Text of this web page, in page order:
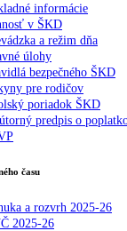
informácie
v ŠKD
a režim dňa
úlohy
bezpečného ŠKD
pre rodičov
poriadok ŠKD
predpis o
času
a rozvrh 2025-26
2025-26